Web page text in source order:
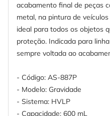
acabamento final de peças
metal, na pintura de
ideal para todos os objetos
proteção. Indicada para
sempre voltada ao
- Código: AS-887P
- Modelo: Gravidade
- Sistema: HVLP
- Capacidade: 600 mL